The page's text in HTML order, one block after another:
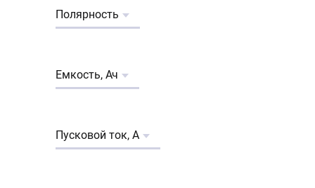
Полярность
Емкость, Ач
Пусковой ток, А